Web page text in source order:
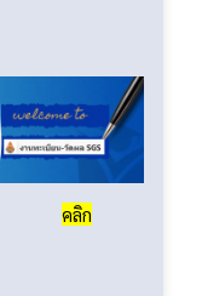
คลิก